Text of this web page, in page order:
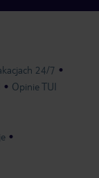
24/7
Opinie TUI